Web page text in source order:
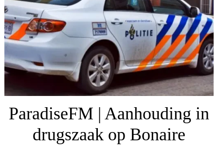
ParadiseFM | Aanhouding in
drugszaak op Bonaire